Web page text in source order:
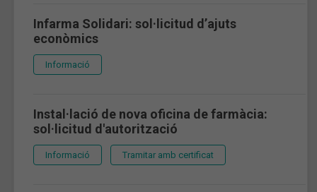
Infarma Solidari: sol·licitud d’ajuts
econòmics
Informació
Instal·lació de nova oficina de farmàcia:
sol·licitud d'autorització
Informació Tramitar amb certificat